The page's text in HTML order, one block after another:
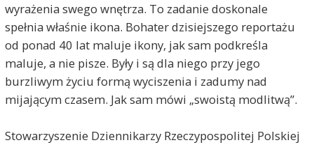
wyrażenia swego wnętrza. To zadanie doskonale
spełnia właśnie ikona. Bohater dzisiejszego reportażu
od ponad 40 lat maluje ikony, jak sam podkreśla
maluje, a nie pisze. Były i są dla niego przy jego
burzliwym życiu formą wyciszenia i zadumy nad
mijającym czasem. Jak sam mówi „swoistą modlitwą”.
Stowarzyszenie Dziennikarzy Rzeczypospolitej Polskiej